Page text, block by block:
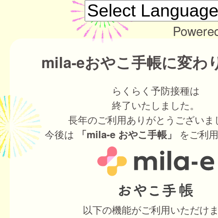
mila-eおやこ手帳に変わ
らくらく予防接種は
終了いたしました。
長年のご利用ありがとうございま
今後は
「mila-e おやこ手帳」 をご利
以下の機能がご利用いただけ